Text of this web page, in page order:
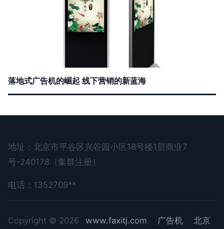
落地式广告机的崛起 线下营销的新蓝海
地址：北京市平谷区兴谷园小区18号楼1层商业7
号-240178（集群注册）
电话：1352709**
Copyright © 2026 www.faxitj.com 广告机 北京